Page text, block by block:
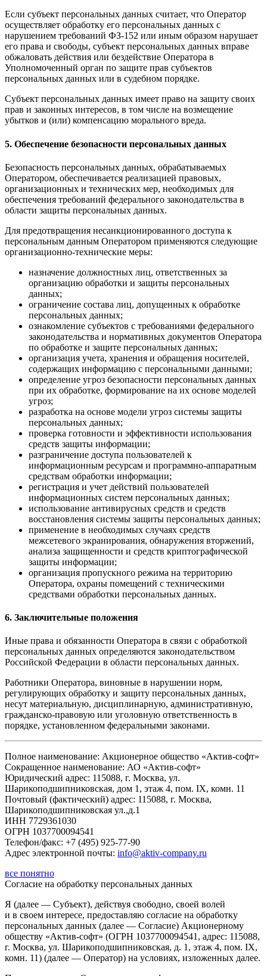
Если субъект персональных данных считает, что Оператор
осуществляет обработку его персональных данных с
нарушением требований ФЗ-152 или иным образом нарушает
его права и свободы, субъект персональных данных вправе
обжаловать действия или бездействие Оператора в
Уполномоченный орган по защите прав субъектов
персональных данных или в судебном порядке.
Субъект персональных данных имеет право на защиту своих
прав и законных интересов, в том числе на возмещение
убытков и (или) компенсацию морального вреда.
5. Обеспечение безопасности персональных данных
Безопасность персональных данных, обрабатываемых
Оператором, обеспечивается реализацией правовых,
организационных и технических мер, необходимых для
обеспечения требований федерального законодательства в
области защиты персональных данных.
Для предотвращения несанкционированного доступа к
персональным данным Оператором применяются следующие
организационно-технические меры:
назначение должностных лиц, ответственных за
организацию обработки и защиты персональных
данных;
ограничение состава лиц, допущенных к обработке
персональных данных;
ознакомление субъектов с требованиями федерального
законодательства и нормативных документов Оператора
по обработке и защите персональных данных;
организация учета, хранения и обращения носителей,
содержащих информацию с персональными данными;
определение угроз безопасности персональных данных
при их обработке, формирование на их основе моделей
угроз;
разработка на основе модели угроз системы защиты
персональных данных;
проверка готовности и эффективности использования
средств защиты информации;
разграничение доступа пользователей к
информационным ресурсам и программно-аппаратным
средствам обработки информации;
регистрация и учет действий пользователей
информационных систем персональных данных;
использование антивирусных средств и средств
восстановления системы защиты персональных данных;
применение в необходимых случаях средств
межсетевого экранирования, обнаружения вторжений,
анализа защищенности и средств криптографической
защиты информации;
организация пропускного режима на территорию
Оператора, охраны помещений с техническими
средствами обработки персональных данных.
6. Заключительные положения
Иные права и обязанности Оператора в связи с обработкой
персональных данных определяются законодательством
Российской Федерации в области персональных данных.
Работники Оператора, виновные в нарушении норм,
регулирующих обработку и защиту персональных данных,
несут материальную, дисциплинарную, административную,
гражданско-правовую или уголовную ответственность в
порядке, установленном федеральными законами.
Полное наименование: Акционерное общество «Актив-софт»
Сокращенное наименование: АО «Актив-софт»
Юридический адрес: 115088, г. Москва, ул.
Шарикоподшипниковская, дом 1, этаж 4, пом. IX, комн. 11
Почтовый (фактический) адрес: 115088, г. Москва,
Шарикоподшипниковская ул.,д.1
ИНН 7729361030
ОГРН 1037700094541
Телефон/факс: +7 (495) 925-77-90
Адрес электронной почты: info@aktiv-company.ru
все понятно
Согласие на обработку персональных данных
Я (далее — Субъект), действуя свободно, своей волей
и в своем интересе, предоставляю согласие на обработку
персональных данных (далее — Согласие) Акционерному
обществу «Актив-софт» (ОГРН 1037700094541, адрес: 115088,
г. Москва, ул. Шарикоподшипниковская, д. 1, этаж 4, пом. IX,
комн. 11) (далее — Оператор) на условиях, изложенных далее.